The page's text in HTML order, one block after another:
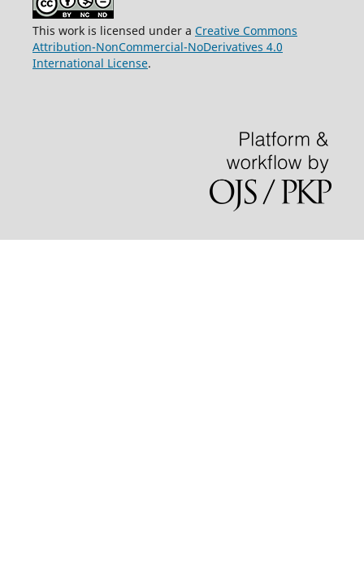
This work is licensed under a Creative Commons
Attribution-NonCommercial-NoDerivatives 4.0
International License.